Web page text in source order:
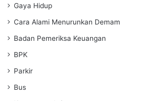
Gaya Hidup
Cara Alami Menurunkan Demam
Badan Pemeriksa Keuangan
BPK
Parkir
Bus